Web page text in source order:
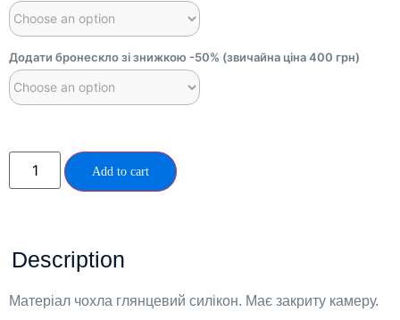
Додати бронескло зі знижкою -50% (звичайна ціна 400 грн)
Add to cart
Description
Матеріал чохла глянцевий силікон. Має закриту камеру.